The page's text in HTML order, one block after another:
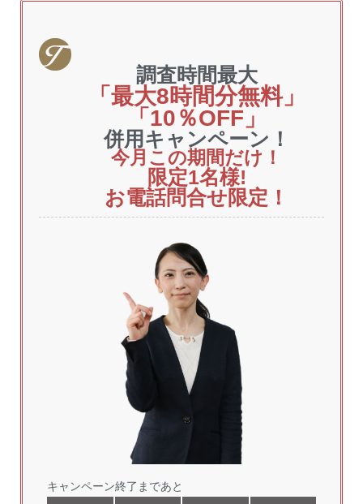
調査時間最大
「最大8時間分無料」
「10％OFF」
併用キャンペーン！
今月この期間だけ！
限定1名様!
お電話問合せ限定！
キャンペーン終了まであと